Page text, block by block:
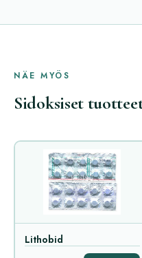
NÄE MYÖS
Sidoksiset
Lithobid